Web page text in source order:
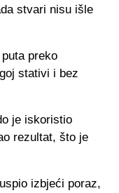
stvari nisu išle
preko
stativi i bez
je iskoristio
rezultat, što je
izbjeći poraz,